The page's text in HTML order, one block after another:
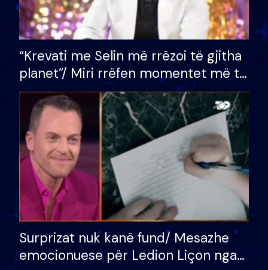
“Krevati me Selin më rrëzoi të gjitha
planet”/ Miri rrëfen momentet më të
bukura në shtëpinë e BB VIP: Do më
mungojë zilja e mëngjesit kur…
Surprizat nuk kanë fund/ Mesazhe
emocionuese për Ledion Liçon nga